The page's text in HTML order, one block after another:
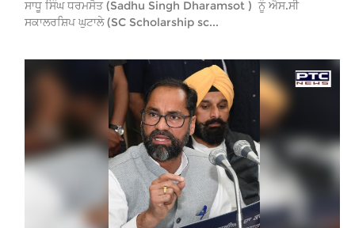
ਸਾਧੂ ਸਿੰਘ ਧਰਮਸੋਤ (Sadhu Singh Dharamsot ) ਨੂੰ ਐਸ.ਸੀ
ਸਕਾਲਰਸ਼ਿਪ ਘੁਟਾਲੇ (SC Scholarship sc...